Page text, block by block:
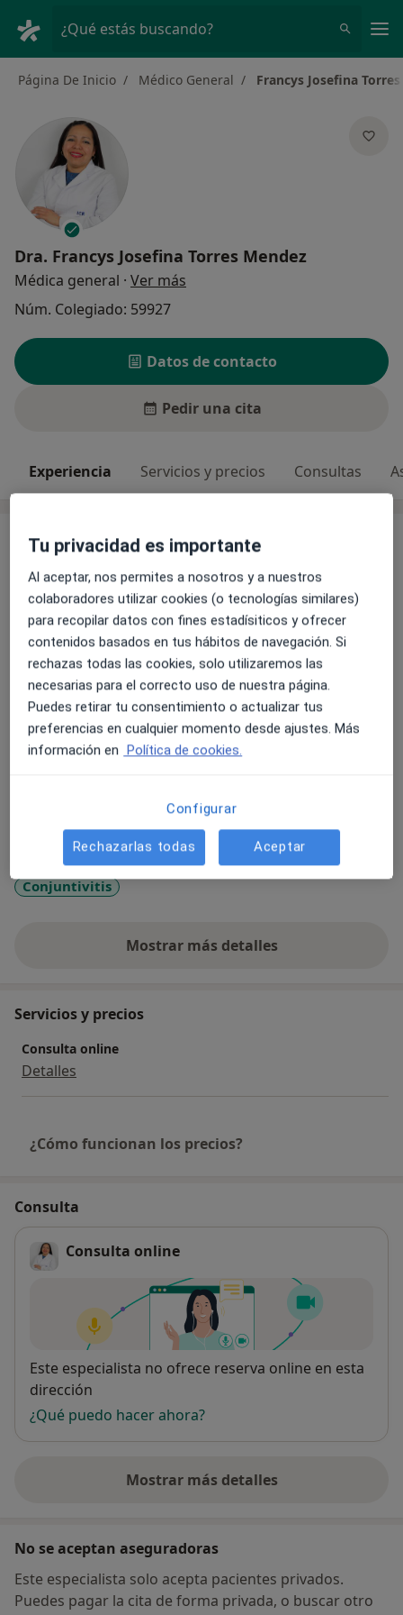
¿Qué estás buscando?
Página De Inicio Médico General Francys Josefina
Dra. Francys Josefina Torres Mendez
Médica general · Ver más
Núm. Colegiado: 59927
Datos de contacto
Pedir una cita
Experiencia Servicios y precios Consultas
Experiencia
Licenciada en Medicina y cirugía por la Universidad de
Carabobo, Venezuela y especializada en oftalmología
por el Hospital los Samanes, Venezuela. La Dra.
Francys Torres es una oftalmóloga especialista en
retina y vítreo, con experiencia en múltiples centros en
España y Venezuela. Destaca por su participación
activa en congresos y la asistencia a eventos
oftalmológicos y jornadas de actualización a nivel
internacional.
ver más Sobre mí
Especialista en:
Principales enfermedades tratadas
Hemorragia subconjuntival
Inflamación de la conjuntiva
Orzuelo
Conjuntivitis
Mostrar más detalles
sobre la experiencia
Servicios y precios
Consulta online
Detalles
¿Cómo funcionan los precios?
Consulta
Consulta online
Disponibilidad
Este especialista no ofrece reserva online en esta
dirección
¿Qué puedo hacer ahora?
Mostrar más detalles
sobre la dirección
No se aceptan aseguradoras
Este especialista solo acepta pacientes privados.
Puedes pagar la cita de forma privada, o buscar otro
Tu privacidad es importante
Al aceptar, nos permites a nosotros y a nuestros
colaboradores utilizar cookies (o tecnologías similares)
para recopilar datos con fines estadísiticos y ofrecer
contenidos basados en tus hábitos de navegación. Si
rechazas todas las cookies, solo utilizaremos las
necesarias para el correcto uso de nuestra página.
Puedes retirar tu consentimiento o actualizar tus
preferencias en cualquier momento desde ajustes. Más
información en Política de cookies.
Configurar
Rechazarlas todas Aceptar